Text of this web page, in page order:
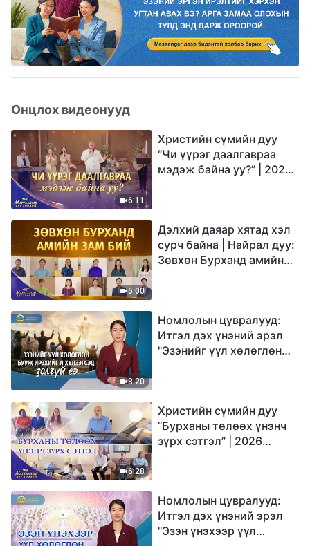
Онцлох видеонууд
6:11
Христийн сүмийн дуу
“Чи үүрэг даалгавраа
мэдэж байна уу?” | 2026
5:00
Дэлхий даяар хятад хэл
сурч байна | Найрал дуу:
Зөвхөн Бурханд амийн
8:20
Номлолын цувралууд:
Итгэл дэх үнэний эрэл
"Эзэнийг үүл хөлөглөн
6:28
Христийн сүмийн дуу
“Бурханы төлөөх үнэнч
зүрх сэтгэл” | 2026
Номлолын цувралууд:
Итгэл дэх үнэний эрэл
"Эзэн үнэхээр үүл